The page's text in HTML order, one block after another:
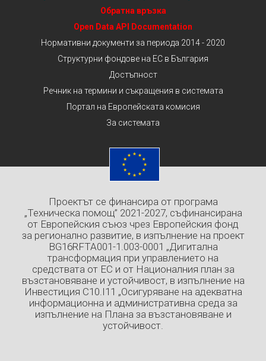
Обратна връзка
Open Data API Documentation
Нормативни документи за периода 2014 - 2020
Структурни фондове на ЕС в България
Достъпност
Речник на термини и съкращения в системата
Портал на Европейската комисия
За системата
Проектът се финансира от програма
„Техническа помощ” 2021-2027, съфинансирана
от Европейския съюз чрез Европейския фонд
за регионално развитие, в изпълнение на проект
BG16RFTA001-1.003-0001 „Дигитална
трансформация при управлението на
средствата от ЕС и от Националния план за
възстановяване и устойчивост, в изпълнение на
Инвестиция C10.I11 „Осигуряване на адекватна
информационна и административна среда за
изпълнение на Плана за възстановяване и
устойчивост.